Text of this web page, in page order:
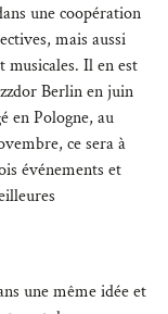
une coopération
mais aussi
musicales. Il en est
Berlin en juin
en Pologne, au
ce sera à
événements et
une même idée et